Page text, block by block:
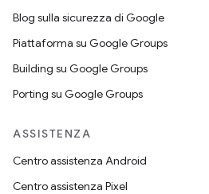
Blog sulla sicurezza di Google
Piattaforma su Google Groups
Building su Google Groups
Porting su Google Groups
ASSISTENZA
Centro assistenza Android
Centro assistenza Pixel